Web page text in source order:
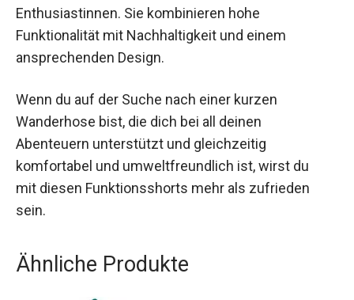
Enthusiastinnen. Sie kombinieren hohe
Funktionalität mit Nachhaltigkeit und einem
ansprechenden Design.
Wenn du auf der Suche nach einer kurzen
Wanderhose bist, die dich bei all deinen
Abenteuern unterstützt und gleichzeitig
komfortabel und umweltfreundlich ist, wirst du
mit diesen Funktionsshorts mehr als zufrieden
sein.
Ähnliche Produkte